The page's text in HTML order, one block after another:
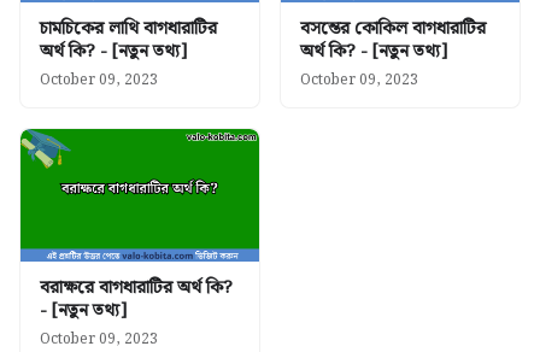
চামচিকের লাথি বাগধারাটির
অর্থ কি? - [নতুন তথ্য]
October 09, 2023
বসন্তের কোকিল বাগধারাটির
অর্থ কি? - [নতুন তথ্য]
October 09, 2023
বরাক্ষরে বাগধারাটির অর্থ কি?
- [নতুন তথ্য]
October 09, 2023